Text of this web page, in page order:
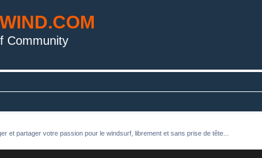
Community
et partager votre passion pour le windsurf, librement et sans prise de tête...